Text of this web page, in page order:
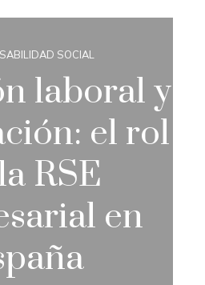
SOCIAL
laboral y
el rol
RSE
en